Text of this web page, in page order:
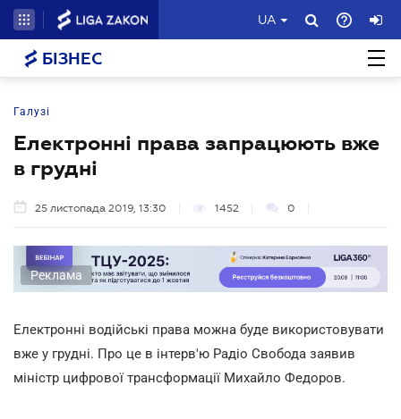
UA
БІЗНЕС
Галузі
Електронні права запрацюють вже
в грудні
25 листопада 2019, 13:30 1452 0
Реклама
Електронні водійські права можна буде використовувати
вже у грудні. Про це в інтерв'ю Радіо Свобода заявив
міністр цифрової трансформації Михайло Федоров.